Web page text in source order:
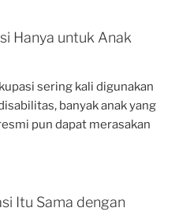
Hanya untuk Anak
sering kali digunakan
banyak anak yang
pun dapat merasakan
Itu Sama dengan